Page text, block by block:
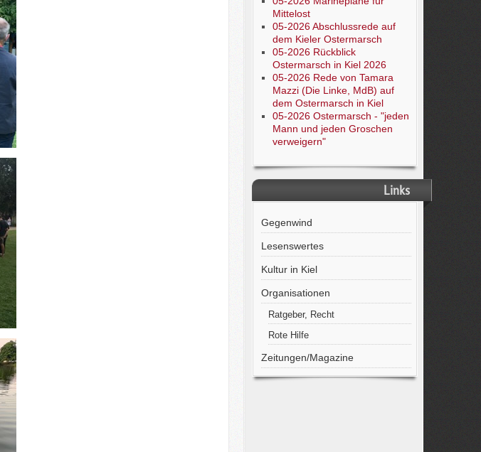
Mittelost
05-2026 Abschlussrede auf
dem Kieler Ostermarsch
05-2026 Rückblick
Ostermarsch in Kiel 2026
05-2026 Rede von Tamara
Mazzi (Die Linke, MdB) auf
dem Ostermarsch in Kiel
05-2026 Ostermarsch - "jeden
Mann und jeden Groschen
verweigern"
Links
Gegenwind
Lesenswertes
Kultur in Kiel
Organisationen
Ratgeber, Recht
Rote Hilfe
Zeitungen/Magazine